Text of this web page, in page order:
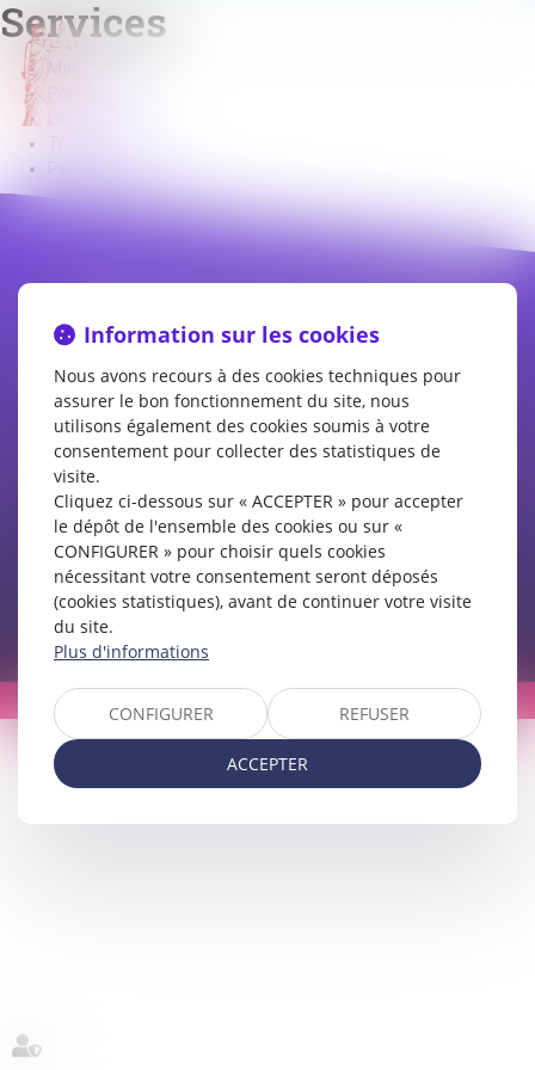
Services
23 avenue Auguste Albertini
34500 BEZIERS
Tél :04 99 43 69 49
Nous localiser
Plan du site
Politique de cookies
Septeo Digital & Services © 2022
Information sur les cookies
Nous avons recours à des cookies techniques pour
assurer le bon fonctionnement du site, nous
utilisons également des cookies soumis à votre
consentement pour collecter des statistiques de
visite.
Cliquez ci-dessous sur « ACCEPTER » pour accepter
le dépôt de l'ensemble des cookies ou sur «
CONFIGURER » pour choisir quels cookies
nécessitant votre consentement seront déposés
(cookies statistiques), avant de continuer votre visite
du site.
Plus d'informations
CONFIGURER REFUSER
ACCEPTER